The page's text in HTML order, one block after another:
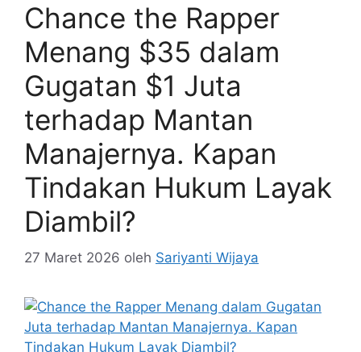
Chance the Rapper
Menang $35 dalam
Gugatan $1 Juta
terhadap Mantan
Manajernya. Kapan
Tindakan Hukum Layak
Diambil?
27 Maret 2026 oleh Sariyanti Wijaya